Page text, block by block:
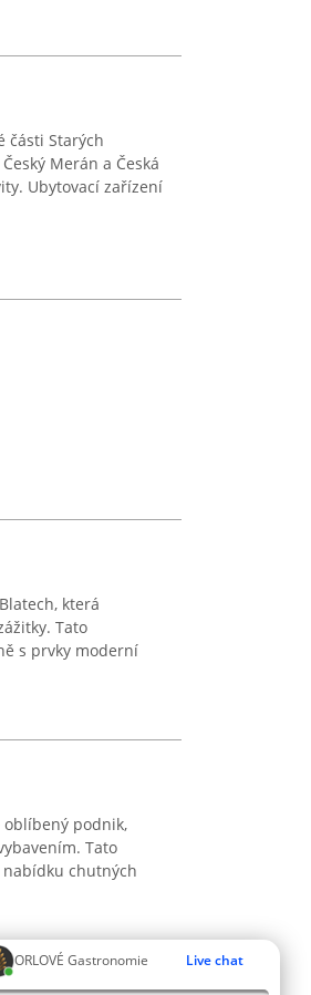
ORLOVÉ Gastronomie Live chat
části Starých
Merán a Česká
Ubytovací zařízení
která
Tato
s prvky moderní
oblíbený podnik,
Tato
chutných